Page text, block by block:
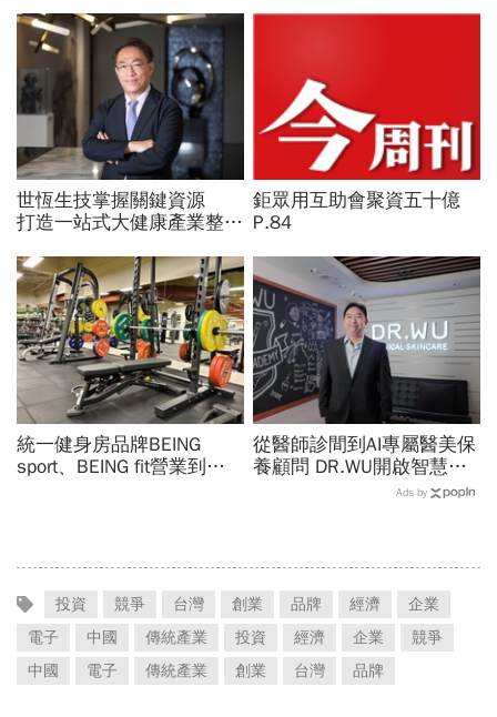
世恆生技掌握關鍵資源
打造一站式大健康產業整合
鉅眾用互助會聚資五十億
P.84
統一健身房品牌BEING
sport、BEING fit營業到這
從醫師診間到AI專屬醫美保
養顧問 DR.WU開啟智慧養
Ads by
投資 競爭 台灣 創業 品牌 經濟
企業
電子
中國 傳統產業 投資 經濟 企業
競爭
中國
電子 傳統產業 創業 台灣 品牌